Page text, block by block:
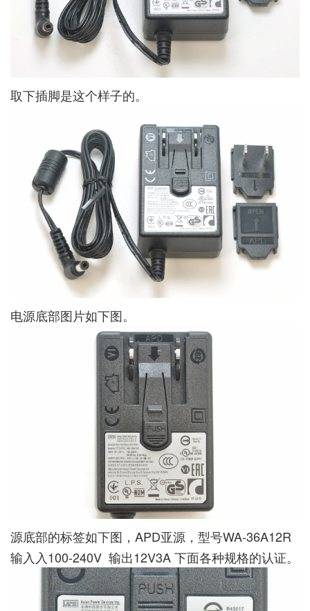
取下插脚是这个样子的。
电源底部图片如下图。
源底部的标签如下图，APD亚源，型号WA-36A12R
输入入100-240V 输出12V3A 下面各种规格的认证。